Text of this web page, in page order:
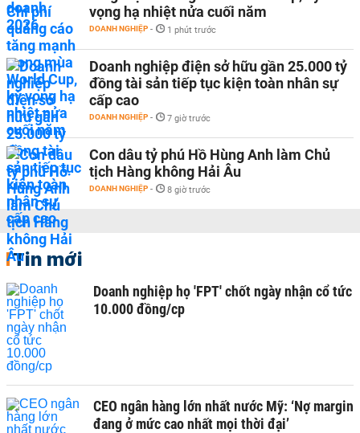
vọng hạ nhiệt nửa cuối năm
DOANH NGHIỆP - 1 phút trước
Doanh nghiệp điện sở hữu gần 25.000 tỷ
đồng tài sản tiếp tục kiện toàn nhân sự
cấp cao
DOANH NGHIỆP - 7 giờ trước
Con dâu tỷ phú Hồ Hùng Anh làm Chủ
tịch Hàng không Hải Âu
DOANH NGHIỆP - 8 giờ trước
Tin mới
Doanh nghiệp họ 'FPT' chốt ngày nhận cổ tức
10.000 đồng/cp
CEO ngân hàng lớn nhất nước Mỹ: ‘Nợ margin
đang ở mức cao nhất mọi thời đại’